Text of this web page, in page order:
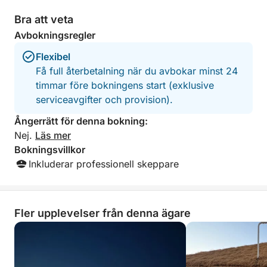
MED MINST 8 PERSONER
Bra att veta
Avbokningsregler
Flexibel
Få full återbetalning när du avbokar minst 24
timmar före bokningens start (exklusive
serviceavgifter och provision).
Ångerrätt för denna bokning:
Nej. Läs mer
Bokningsvillkor
Inkluderar professionell skeppare
Fler upplevelser från denna ägare